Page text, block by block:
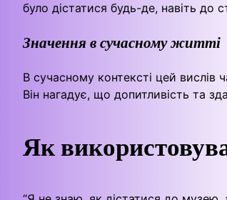
було дістатися будь-де, навіть до
Значення в сучасному житті
В сучасному контексті цей вислів
Він нагадує, що допитливість та
Як